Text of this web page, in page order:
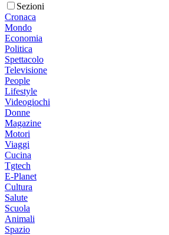
Sezioni
Cronaca
Mondo
Economia
Politica
Spettacolo
Televisione
People
Lifestyle
Videogiochi
Donne
Magazine
Motori
Viaggi
Cucina
Tgtech
E-Planet
Cultura
Salute
Scuola
Animali
Spazio